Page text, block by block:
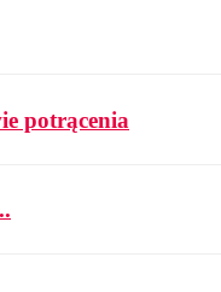
potrącenia